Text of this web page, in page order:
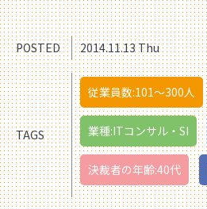
POSTED 2014.11.13 Thu
TAGS
従業員数:101〜300人
業種:ITコンサル・SI
決裁者の年齢:40代